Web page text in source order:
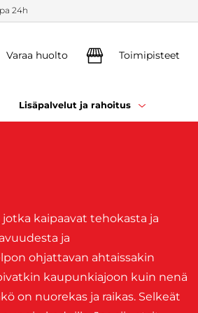
24h
Varaa huolto Toimipisteet
Lisäpalvelut ja rahoitus
kaipaavat tehokasta ja
ja
ohjattavan ahtaissakin
kaupunkiajoon kuin nenä
on nuorekas ja raikas. Selkeät